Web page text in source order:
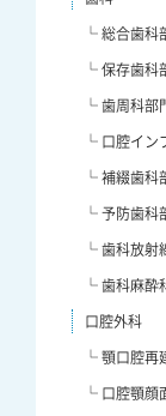
└ 総合歯科
└ 保存歯科
└ 歯周科部
└ 口腔イン
└ 補綴歯科
└ 予防歯科
└ 歯科放射
└ 歯科麻酔
口腔外科
└ 顎口腔再
└ 口腔顎顔